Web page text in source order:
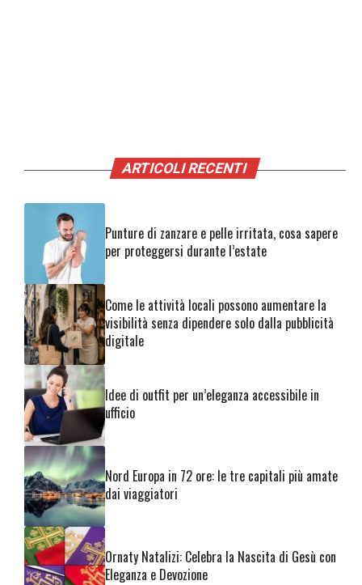
ARTICOLI RECENTI
Punture di zanzare e pelle irritata, cosa sapere
per proteggersi durante l’estate
Come le attività locali possono aumentare la
visibilità senza dipendere solo dalla pubblicità
digitale
Idee di outfit per un’eleganza accessibile in
ufficio
Nord Europa in 72 ore: le tre capitali più amate
dai viaggiatori
Ornaty Natalizi: Celebra la Nascita di Gesù con
Eleganza e Devozione